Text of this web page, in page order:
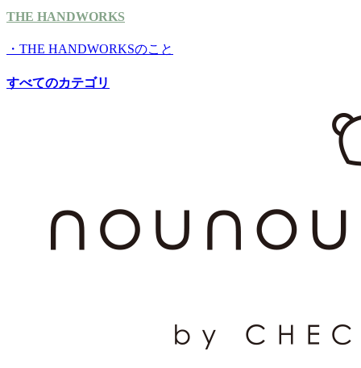
THE HANDWORKS
・THE HANDWORKSのこと
すべてのカテゴリ